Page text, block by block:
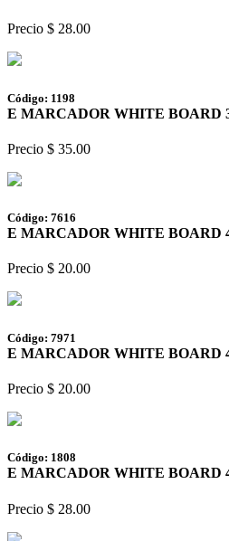
Precio $ 28.00
Código: 1198
E MARCADOR WHITE BOARD
Precio $ 35.00
Código: 7616
E MARCADOR WHITE BOARD
Precio $ 20.00
Código: 7971
E MARCADOR WHITE BOARD
Precio $ 20.00
Código: 1808
E MARCADOR WHITE BOARD
Precio $ 28.00